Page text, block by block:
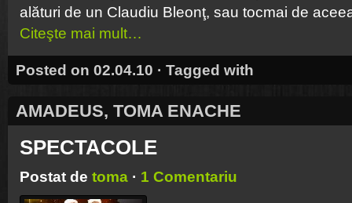
alături de un Cla­udiu Bleonţ, sau tocmai de
Citeşte mai mult…
Posted on 02.04.10 · Tagged with
AMADEUS, TOMA ENACHE
SPECTACOLE
Postat de toma · 1 Comentariu